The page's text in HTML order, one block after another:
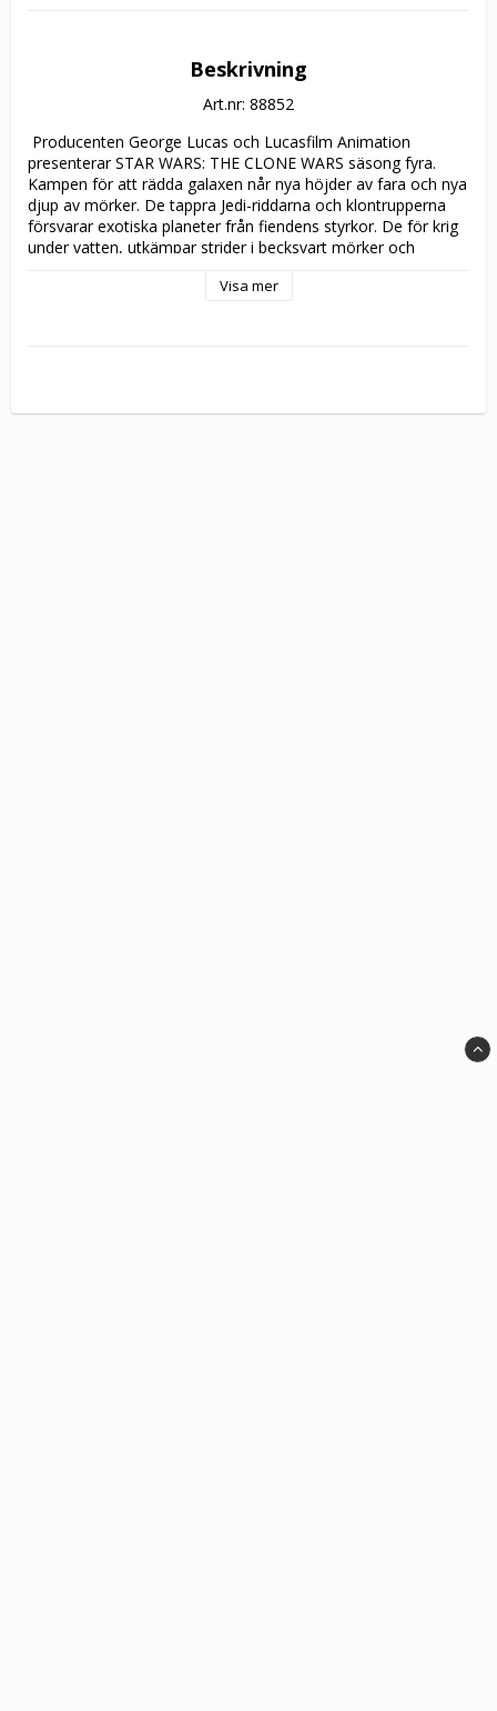
Beskrivning
Art.nr: 88852
presenterar STAR WARS: THE CLONE WARS säsong fyra.
Kampen för att rädda galaxen når nya höjder av fara och nya
djup av mörker. De tappra Jedi-riddarna och klontrupperna
försvarar exotiska planeter från fiendens styrkor. De för krig
under vatten, utkämpar strider i becksvart mörker och
genomgår svårare prövningar än någonsin när Anakin
få hämnd. Star Wars episka action, tidlösa karaktärer och
Visa mer